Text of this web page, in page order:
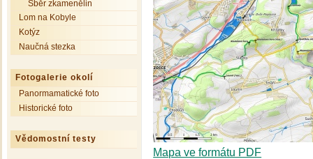
Mapa ve formátu PDF
Sběr zkamenělin
Lom na Kobyle
Kotýz
Naučná stezka
Fotogalerie okolí
Panormamatické foto
Historické foto
Vědomostní testy